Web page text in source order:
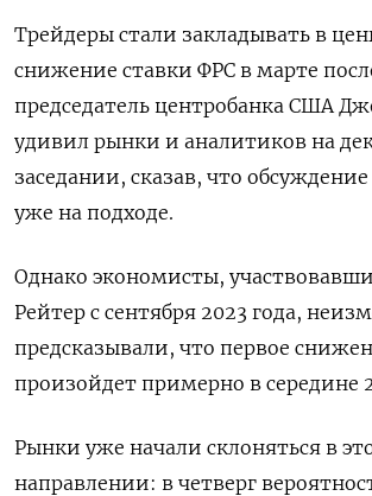
Трейдеры стали закладывать в
снижение ставки ФРС в марте
председатель центробанка США
удивил рынки и аналитиков на
заседании, сказав, что
уже на подходе.
Однако экономисты,
Рейтер с сентября 2023 года,
предсказывали, что первое
произойдет примерно в середине
Рынки уже начали склоняться в
направлении: в четверг